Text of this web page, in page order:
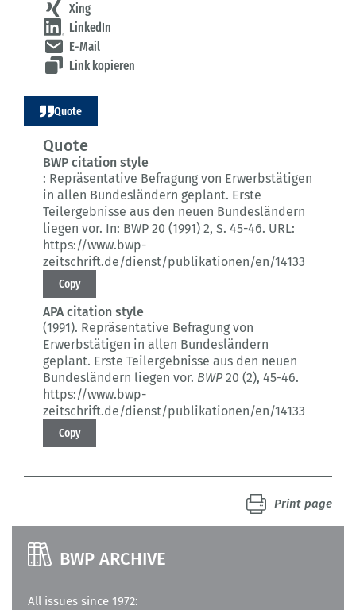
Xing
LinkedIn
E-Mail
Link kopieren
Quote
Quote
BWP citation style
: Repräsentative Befragung von Erwerbstätigen
in allen Bundesländern geplant. Erste
Teilergebnisse aus den neuen Bundesländern
liegen vor. In: BWP 20 (1991) 2, S. 45-46. URL:
https://www.bwp-
zeitschrift.de/dienst/publikationen/en/14133
Copy
APA citation style
(1991). Repräsentative Befragung von
Erwerbstätigen in allen Bundesländern
geplant. Erste Teilergebnisse aus den neuen
Bundesländern liegen vor. BWP20 (2), 45-46.
https://www.bwp-
zeitschrift.de/dienst/publikationen/en/14133
Copy
Print page
BWP ARCHIVE
All issues since 1972: